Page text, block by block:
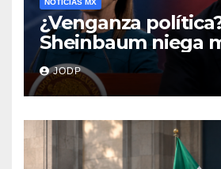
NOTICIAS MX
¿Venganza
Sheinbaum niega
negra en captura
Aguirre
JODP